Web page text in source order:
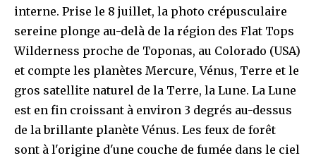
interne. Prise le 8 juillet, la photo crépusculaire
sereine plonge au-delà de la région des Flat Tops
Wilderness proche de Toponas, au Colorado (USA)
et compte les planètes Mercure, Vénus, Terre et le
gros satellite naturel de la Terre, la Lune. La Lune
est en fin croissant à environ 3 degrés au-dessus
de la brillante planète Vénus. Les feux de forêt
sont à l'origine d'une couche de fumée dans le ciel